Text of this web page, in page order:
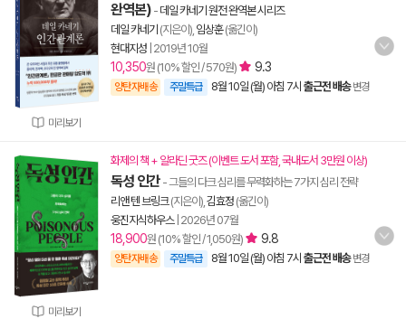
미리보기
완역본) - 데일 카네기 원전 완역본 시리즈
데일 카네기 (지은이), 임상훈(옮긴이)
현대지성 2019년 10월
10,350원 (10% 할인 / 570원) 9.3
양탄자배송 주말특급 8월 10일 (월) 아침 7시 출근전 배송 변경
미리보기
화제의 책 + 알라딘 굿즈 (이벤트 도서 포함, 국내도서 3만원 이상)
독성 인간 - 그들의 다크 심리를 무력화하는 7가지 심리 전략
리앤 텐 브링크(지은이), 김효정 (옮긴이)
웅진지식하우스| 2026년 07월
18,900원 (10% 할인 / 1,050원) 9.8
양탄자배송 주말특급 8월 10일 (월) 아침 7시 출근전 배송 변경